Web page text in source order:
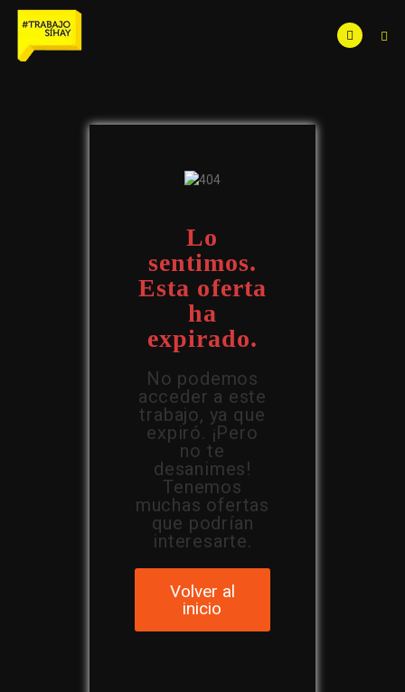
Lo
sentimos.
Esta oferta
ha
expirado.
No podemos
acceder a este
trabajo, ya que
expiró. ¡Pero
no te
desanimes!
Tenemos
muchas ofertas
que podrían
interesarte.
Volver al
inicio